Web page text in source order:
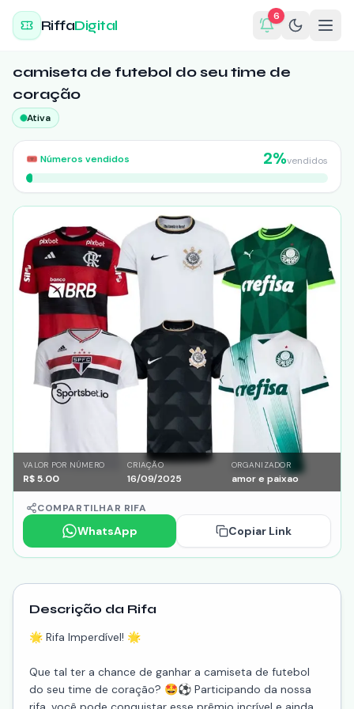
RiffaDigital
6
camiseta de futebol do seu time de
coração
Ativa
🎟️ Números vendidos 2%vendidos
VALOR POR NÚMERO
R$5.00
CRIAÇÃO
16/09/2025
ORGANIZADOR
amor e paixao
COMPARTILHAR RIFA
WhatsApp Copiar Link
Descrição da Rifa
🌟 Rifa Imperdível! 🌟
Que tal ter a chance de ganhar a camiseta de futebol
do seu time de coração? 🤩⚽️ Participando da nossa